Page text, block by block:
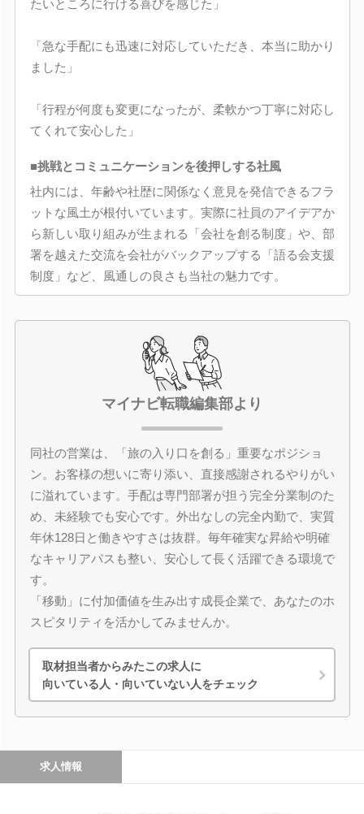
たいところに行ける喜びを感じた」
「急な手配にも迅速に対応していただき、本当に助かり
ました」
「行程が何度も変更になったが、柔軟かつ丁寧に対応し
てくれて安心した」
■挑戦とコミュニケーションを後押しする社風
社内には、年齢や社歴に関係なく意見を発信できるフラ
ットな風土が根付いています。実際に社員のアイデアか
ら新しい取り組みが生まれる「会社を創る制度」や、部
署を越えた交流を会社がバックアップする「語る会支援
制度」など、風通しの良さも当社の魅力です。
マイナビ転職編集部より
同社の営業は、「旅の入り口を創る」重要なポジショ
ン。お客様の想いに寄り添い、直接感謝されるやりがい
に溢れています。手配は専門部署が担う完全分業制のた
め、未経験でも安心です。外出なしの完全内勤で、実質
年休128日と働きやすさは抜群。毎年確実な昇給や明確
なキャリアパスも整い、安心して長く活躍できる環境で
す。
「移動」に付加価値を生み出す成長企業で、あなたのホ
スピタリティを活かしてみませんか。
取材担当者からみたこの求人に
向いている人・向いていない人をチェック
求人情報